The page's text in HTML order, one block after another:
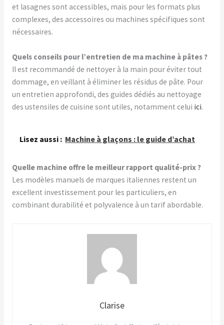
et lasagnes sont accessibles, mais pour les formats plus
complexes, des accessoires ou machines spécifiques sont
nécessaires.
Quels conseils pour l’entretien de ma machine à pâtes ?
Il est recommandé de nettoyer à la main pour éviter tout
dommage, en veillant à éliminer les résidus de pâte. Pour
un entretien approfondi, des guides dédiés au nettoyage
des ustensiles de cuisine sont utiles, notamment celui ici.
Lisez aussi : Machine à glaçons : le guide d’achat
Quelle machine offre le meilleur rapport qualité-prix ?
Les modèles manuels de marques italiennes restent un
excellent investissement pour les particuliers, en
combinant durabilité et polyvalence à un tarif abordable.
Clarise